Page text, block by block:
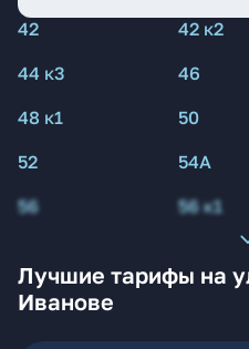
42 42 к2
44 к3
46
48 к1
50
52
54А
56
56 к1
Лучшие тарифы на
Иванове